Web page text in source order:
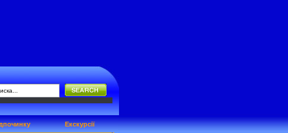
Екскурсії